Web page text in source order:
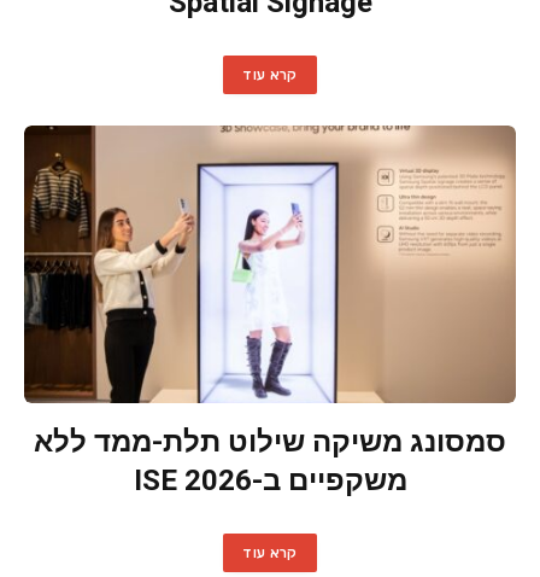
קרא עוד
סמסונג משיקה שילוט תלת-ממד ללא
משקפיים ב-ISE 2026
קרא עוד